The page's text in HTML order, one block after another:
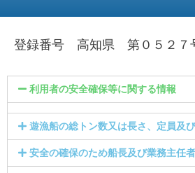
登録番号 高知県 第０５２７
利用者の安全確保等に関する情報
遊漁船の総トン数又は長さ、定員及
安全の確保のため船長及び業務主任